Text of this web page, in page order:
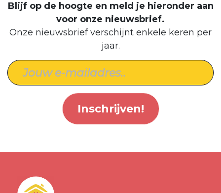
Blijf op de hoogte en meld je hieronder aan
voor onze nieuwsbrief.
Onze nieuwsbrief verschijnt enkele keren per
jaar.
Inschrijven!